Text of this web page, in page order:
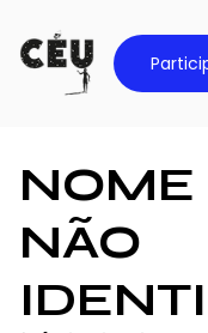
NOME
NÃO